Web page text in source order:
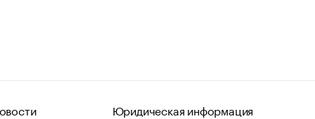
Юридическая информация